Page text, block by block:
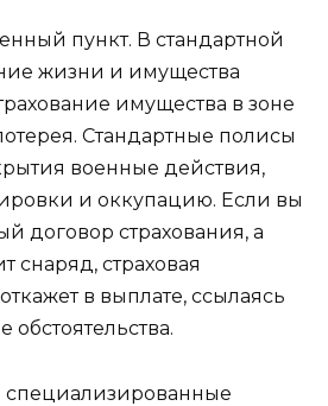
пункт. В стандартной
жизни и имущества
имущества в зоне
Стандартные полисы
военные действия,
и оккупацию. Если вы
договор страхования, а
снаряд, страховая
в выплате, ссылаясь
специализированные